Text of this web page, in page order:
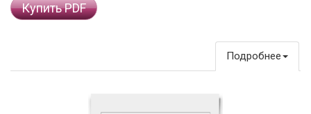
Купить PDF
Подробнее